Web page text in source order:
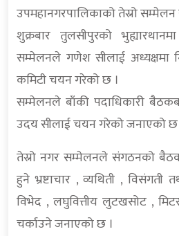
उपमहानगरपालिकाको तेस्रो
शुक्रबार तुलसीपुरको
सम्मेलनले गणेश सीलाई अध्यक्षमा
कमिटी चयन गरेको छ ।
सम्मेलनले बाँकी पदाधिकारी
उदय सीलाई चयन गरेको जनाएको छ
तेस्रो नगर सम्मेलनले संगठनको
हुने भ्रष्टाचार , व्यथिती ,
विभेद , लघुवित्तीय लुटखसोट ,
चर्काउने जनाएको छ ।